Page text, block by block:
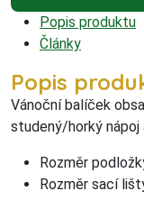
Popis produktu
Články
Popis
Vánoční balíček
studený/horký nápoj
Rozměr
Rozměr sací